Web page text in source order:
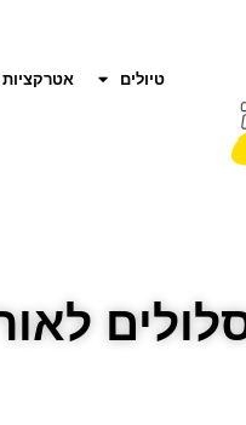
טיולים אטרקציות